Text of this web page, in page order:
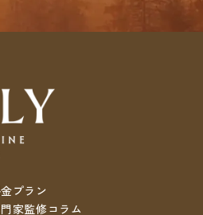
プラン
家監修コラム